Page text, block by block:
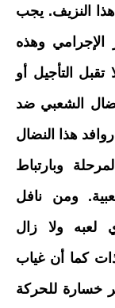
النزيف. يجب
الإجرامي وهذه
تقبل التأجيل أو
الشعبي ضد
روافد هذا النضال
وبارتباط
ومن نافل
لعبه ولا زال
كما أن غياب
خسارة للحركة